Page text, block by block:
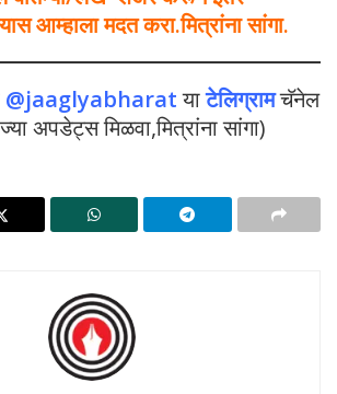
आम्हाला मदत करा.मित्रांना सांगा.
@jaaglyabharat याटेलिग्रामचॅनेल
अपडेट्स मिळवा,मित्रांना सांगा)